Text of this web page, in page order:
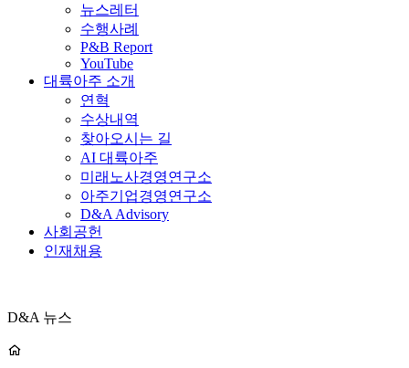
뉴스레터
수행사례
P&B Report
YouTube
대륙아주 소개
연혁
수상내역
찾아오시는 길
AI 대륙아주
미래노사경영연구소
아주기업경영연구소
D&A Advisory
사회공헌
인재채용
D&A 뉴스